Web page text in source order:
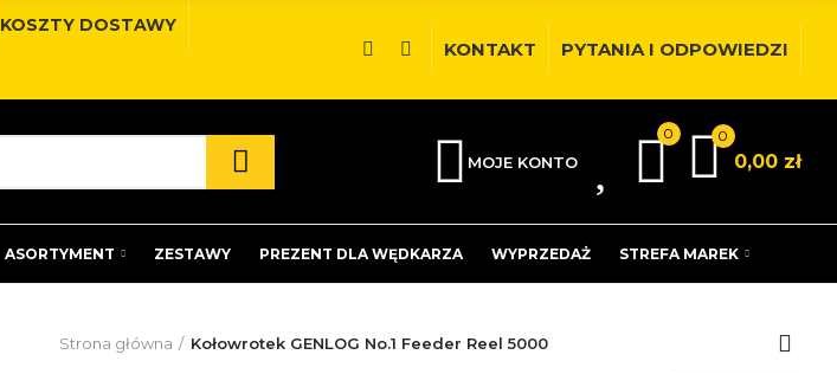
KOSZTY DOSTAWY
KONTAKT PYTANIA I ODPOWIEDZI
MOJE KONTO
0 0
0,00 zł
ASORTYMENT ZESTAWY PREZENT DLA WĘDKARZA WYPRZEDAŻ STREFA MAREK
Strona główna Kołowrotek GENLOG No.1 Feeder Reel 5000